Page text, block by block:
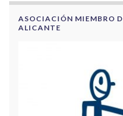
ASOCIACIÓN MIEMBRO
ALICANTE